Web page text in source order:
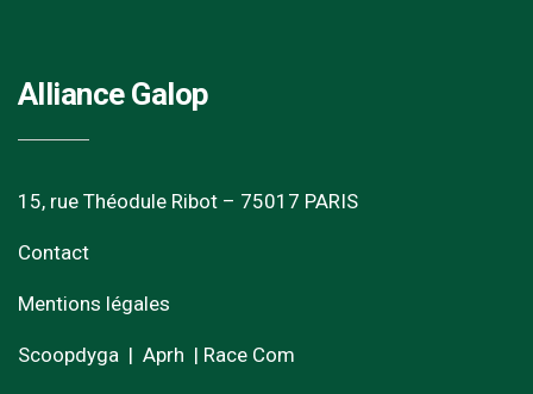
Alliance Galop
15, rue Théodule Ribot – 75017 PARIS
Contact
Mentions légales
Scoopdyga | Aprh | Race Com